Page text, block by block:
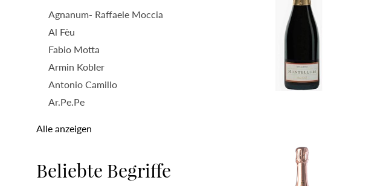
Agnanum- Raffaele Moccia
Al Fèu
Fabio Motta
Armin Kobler
Antonio Camillo
Ar.Pe.Pe
Alle anzeigen
Beliebte Begriffe